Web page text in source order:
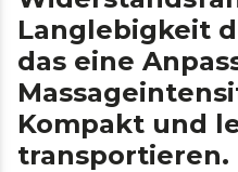
Langlebigkeit
das eine
Kompakt und
transportieren.